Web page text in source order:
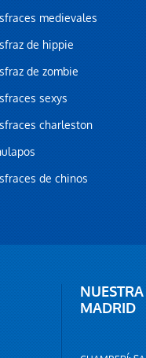
medievales
de hippie
de zombie
sexys
charleston
de chinos
MADRID